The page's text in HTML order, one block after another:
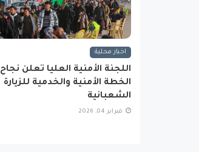
اخبار محلية
اللجنة الأمنية العليا تعلن نجاح
الخطة الأمنية والخدمية للزيارة
الشعبانية
فبراير 04, 2026